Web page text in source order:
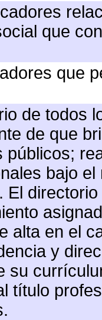
que
que
de todos
de que
públicos;
bajo
El
alta en el
y
su
título